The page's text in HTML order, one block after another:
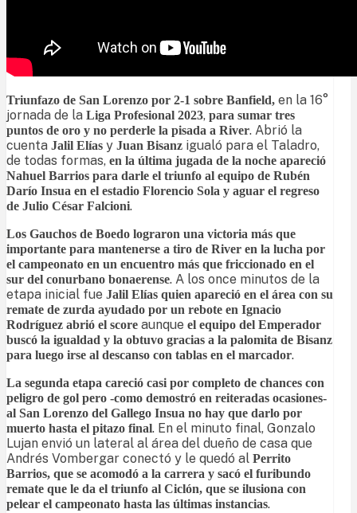
Triunfazo de San Lorenzo por 2-1 sobre Banfield, en la 16°
jornada de la Liga Profesional 2023, para sumar tres
puntos de oro y no perderle la pisada a River. Abrió la
cuenta Jalil Elías y Juan Bisanz igualó para el Taladro,
de todas formas, en la última jugada de la noche apareció
Nahuel Barrios para darle el triunfo al equipo de Rubén
Darío Insua en el estadio Florencio Sola y aguar el regreso
de Julio César Falcioni.
Los Gauchos de Boedo lograron una victoria más que
importante para mantenerse a tiro de River en la lucha por
el campeonato en un encuentro más que friccionado en el
sur del conurbano bonaerense. A los once minutos de la
etapa inicial fue Jalil Elías quien apareció en el área con su
remate de zurda ayudado por un rebote en Ignacio
Rodríguez abrió el score aunque el equipo del Emperador
buscó la igualdad y la obtuvo gracias a la palomita de Bisanz
para luego irse al descanso con tablas en el marcador.
La segunda etapa careció casi por completo de chances con
peligro de gol pero -como demostró en reiteradas ocasiones-
al San Lorenzo del Gallego Insua no hay que darlo por
muerto hasta el pitazo final. En el minuto final, Gonzalo
Lujan envió un lateral al área del dueño de casa que
Andrés Vombergar conectó y le quedó al Perrito
Barrios, que se acomodó a la carrera y sacó el furibundo
remate que le da el triunfo al Ciclón, que se ilusiona con
pelear el campeonato hasta las últimas instancias.